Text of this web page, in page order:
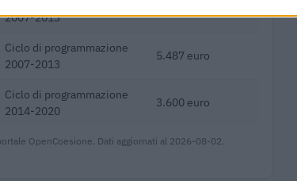
2007-2013
Ciclo di programmazione
2007-2013
5.487 euro
Ciclo di programmazione
2014-2020
3.600 euro
OpenCoesione. Dati aggiornati al 2026-08-02.